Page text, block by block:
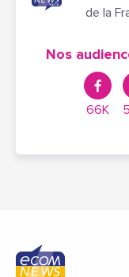
de la
Nos
66K